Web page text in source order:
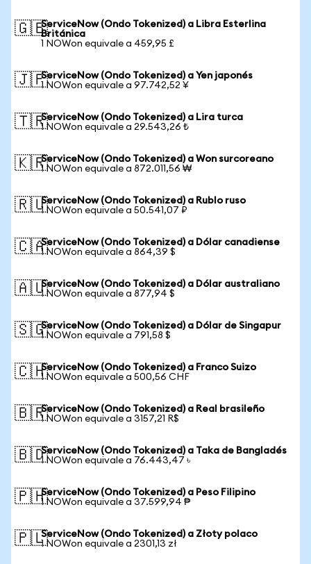
🇬🇧ServiceNow (Ondo Tokenized) a Libra Esterlina
Británica
1 NOWon equivale a 459,95 £
🇯🇵ServiceNow (Ondo Tokenized) a Yen japonés
1 NOWon equivale a 97.742,52 ¥
🇹🇷ServiceNow (Ondo Tokenized) a Lira turca
1 NOWon equivale a 29.543,26 ₺
🇰🇷ServiceNow (Ondo Tokenized) a Won surcoreano
1 NOWon equivale a 872.011,56 ₩
🇷🇺ServiceNow (Ondo Tokenized) a Rublo ruso
1 NOWon equivale a 50.541,07 ₽
🇨🇦ServiceNow (Ondo Tokenized) a Dólar canadiense
1 NOWon equivale a 864,39 $
🇦🇺ServiceNow (Ondo Tokenized) a Dólar australiano
1 NOWon equivale a 877,94 $
🇸🇬ServiceNow (Ondo Tokenized) a Dólar de Singapur
1 NOWon equivale a 791,58 $
🇨🇭ServiceNow (Ondo Tokenized) a Franco Suizo
1 NOWon equivale a 500,56 CHF
🇧🇷ServiceNow (Ondo Tokenized) a Real brasileño
1 NOWon equivale a 3157,21 R$
🇧🇩ServiceNow (Ondo Tokenized) a Taka de Bangladés
1 NOWon equivale a 76.443,47 ৳
🇵🇭ServiceNow (Ondo Tokenized) a Peso Filipino
1 NOWon equivale a 37.599,94 ₱
🇵🇱ServiceNow (Ondo Tokenized) a Złoty polaco
1 NOWon equivale a 2301,13 zł